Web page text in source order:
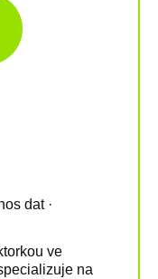
dat ·
ve
na